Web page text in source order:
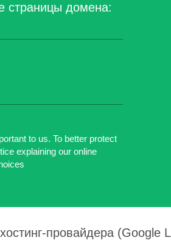
страницы домена:
to us. To better protect
explaining our online
провайдера (Google